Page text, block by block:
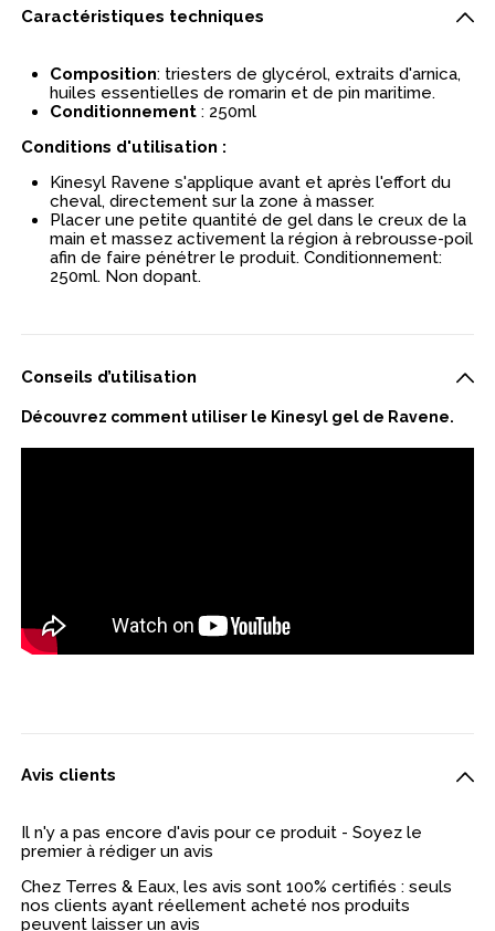
Caractéristiques techniques
Composition: triesters de glycérol, extraits d'arnica,
huiles essentielles de romarin et de pin maritime.
Conditionnement : 250ml
Conditions d'utilisation :
Kinesyl Ravene s'applique avant et après l'effort du
cheval, directement sur la zone à masser.
Placer une petite quantité de gel dans le creux de la
main et massez activement la région à rebrousse-poil
afin de faire pénétrer le produit. Conditionnement:
250ml. Non dopant.
Conseils d’utilisation
Découvrez comment utiliser le Kinesyl gel de Ravene.
Avis clients
Il n'y a pas encore d'avis pour ce produit - Soyez le
premier à rédiger un avis
Chez Terres & Eaux, les avis sont 100% certifiés : seuls
nos clients ayant réellement acheté nos produits
peuvent laisser un avis